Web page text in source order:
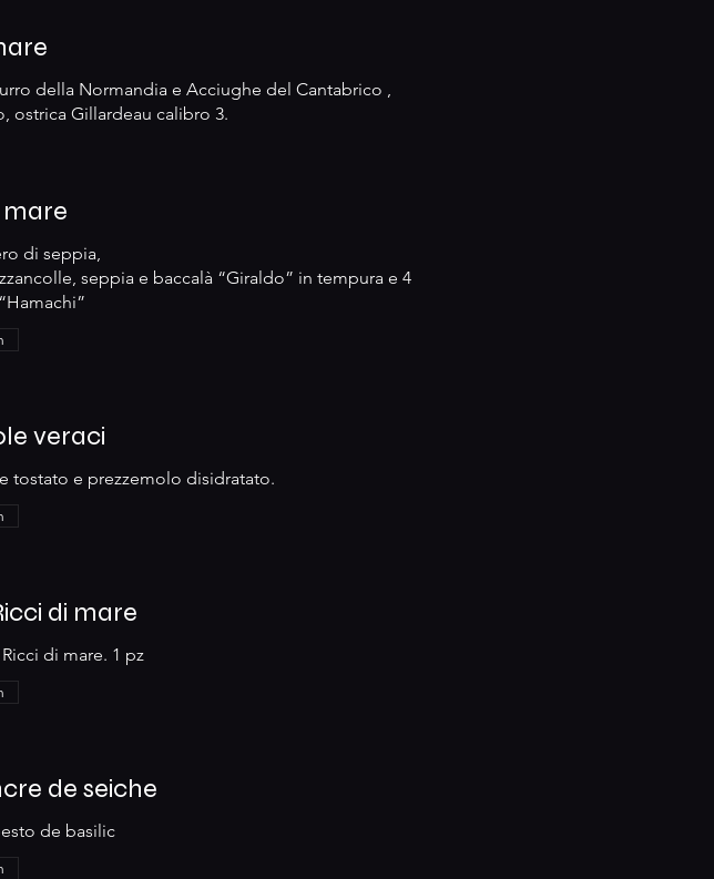
della Normandia e Acciughe del Cantabrico ,
ostrica Gillardeau calibro 3.
mare
di seppia,
seppia e baccalà “Giraldo” in tempura e 4
veraci
tostato e prezzemolo disidratato.
di mare
di mare. 1 pz
de seiche
de basilic